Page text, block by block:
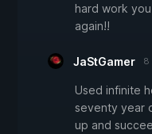
hard work
again!!
JaStGamer 8
Used infinite
seventy year
up and